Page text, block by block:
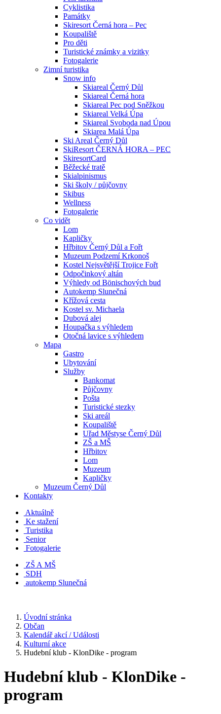
Cyklistika
Památky
Skiresort Černá hora – Pec
Koupaliště
Pro děti
Turistické známky a vizitky
Fotogalerie
Zimní turistika
Snow info
Skiareal Černý Důl
Skiareal Černá hora
Skiareal Pec pod Sněžkou
Skiareal Velká Úpa
Skiareal Svoboda nad Úpou
Skiarea Malá Úpa
Ski Areal Černý Důl
SkiResort ČERNÁ HORA – PEC
SkiresortCard
Běžecké tratě
Skialpinismus
Ski školy / půjčovny
Skibus
Wellness
Fotogalerie
Co vidět
Lom
Kapličky
Hřbitov Černý Důl a Fořt
Muzeum Podzemí Krkonoš
Kostel Nejsvětější Trojice Fořt
Odpočinkový altán
Výhledy od Bönischových bud
Autokemp Slunečná
Křížová cesta
Kostel sv. Michaela
Dubová alej
Houpačka s výhledem
Otočná lavice s výhledem
Mapa
Gastro
Ubytování
Služby
Bankomat
Půjčovny
Pošta
Turistické stezky
Ski areál
Koupaliště
Uřad Městyse Černý Důl
ZŠ a MŠ
Hřbitov
Lom
Muzeum
Kapličky
Muzeum Černý Důl
Kontakty
Aktuálně
Ke stažení
Turistika
Senior
Fotogalerie
ZŠ A MŠ
SDH
autokemp Slunečná
Úvodní stránka
Občan
Kalendář akcí / Události
Kulturní akce
Hudební klub - KlonDike - program
Hudební klub - KlonDike -
program